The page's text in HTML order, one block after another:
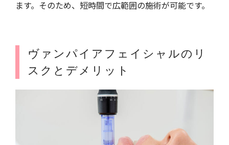
ます。そのため、短時間で広範囲の施術が可能です。
ヴァンパイアフェイシャルのリ
スクとデメリット